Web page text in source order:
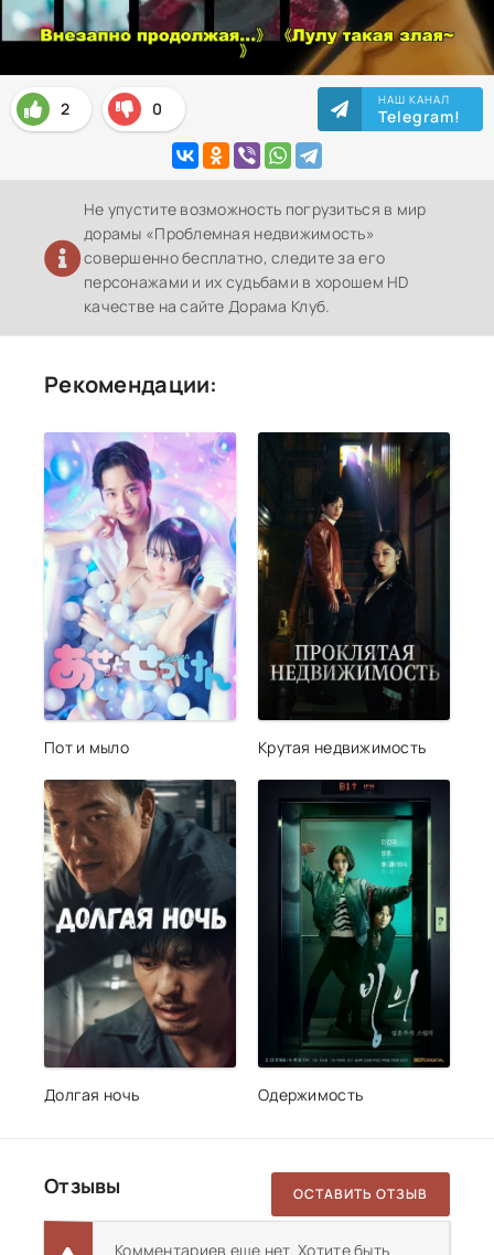
2 0 НАШ КАНАЛ
Telegram!
Не упустите возможность погрузиться в мир
дорамы «Проблемная недвижимость»
совершенно бесплатно, следите за его
персонажами и их судьбами в хорошем HD
качестве на сайте Дорама Клуб.
Рекомендации:
Пот и мыло Крутая недвижимость
Долгая ночь Одержимость
Отзывы ОСТАВИТЬ ОТЗЫВ
Комментариев еще нет. Хотите быть